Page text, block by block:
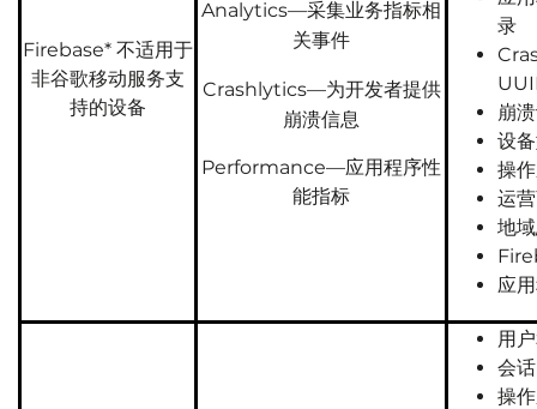
Firebase* 不适用于
非谷歌移动服务支
持的设备
Analytics—采集业务指标相
关事件
Crashlytics—为开发者提供
崩溃信息
Performance—应用程序性
能指标
录
崩
设
操
运
地
应
用
会
操